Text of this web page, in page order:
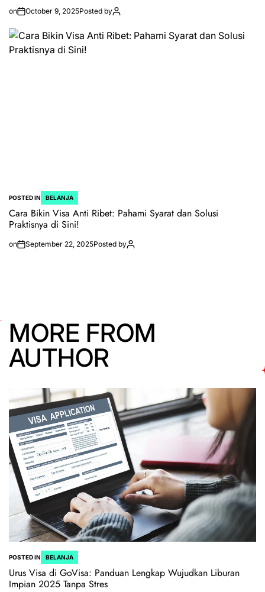
on October 9, 2025Posted by
POSTED IN BELANJA
Cara Bikin Visa Anti Ribet: Pahami Syarat dan Solusi
Praktisnya di Sini!
on September 22, 2025Posted by
MORE FROM
AUTHOR
POSTED IN BELANJA
Urus Visa di GoVisa: Panduan Lengkap Wujudkan Liburan
Impian 2025 Tanpa Stres